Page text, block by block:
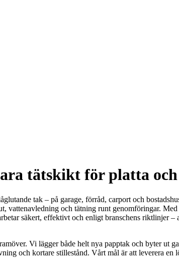
tätskikt för platta
tak – på garage, förråd, carport och
och tätning runt genomföringar.
säkert, effektivt och enligt branschens riktlinjer
Vi lägger både helt nya papptak och byter ut
och kortare stillestånd. Vårt mål är att leverera